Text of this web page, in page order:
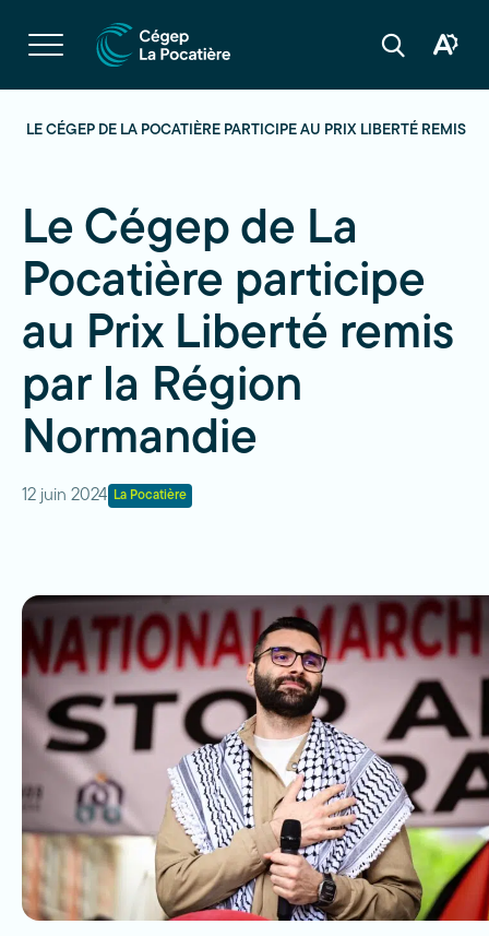
Ouvrir
la
navigation
Ouvrir
recherche
Ouvrir
LE CÉGEP DE LA POCATIÈRE PARTICIPE AU PRIX LIBERTÉ REMIS
Le Cégep de La
Pocatière participe
au Prix Liberté remis
par la Région
Normandie
12 juin 2024 La Pocatière